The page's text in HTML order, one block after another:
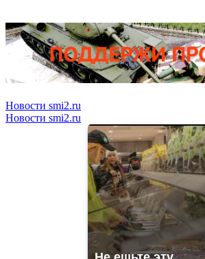
Новости smi2.ru
Новости smi2.ru